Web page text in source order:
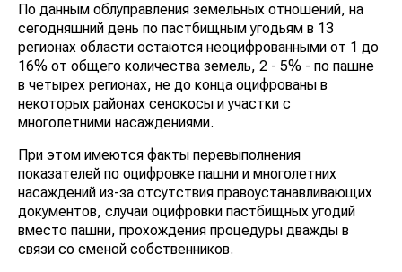
По данным облуправления земельных отношений, на
сегодняшний день по пастбищным угодьям в 13
регионах области остаются неоцифрованными от 1 до
16% от общего количества земель, 2 - 5% - по пашне
в четырех регионах, не до конца оцифрованы в
некоторых районах сенокосы и участки с
многолетними насаждениями.
При этом имеются факты перевыполнения
показателей по оцифровке пашни и многолетних
насаждений из-за отсутствия правоустанавливающих
документов, случаи оцифровки пастбищных угодий
вместо пашни, прохождения процедуры дважды в
связи со сменой собственников.